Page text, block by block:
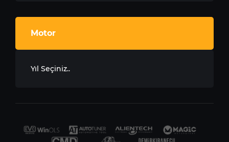
Motor
Yıl Seçiniz..